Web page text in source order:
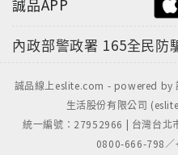
誠品APP
內政部警政署 165全民防
誠品線上eslite.com - powered by
生活股份有限公司
統一編號：27952966 | 台灣台北
0800-666-798